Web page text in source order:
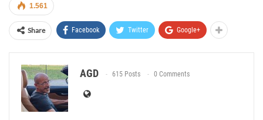
1.561
Share Facebook Twitter Google+
AGD 615 Posts 0 Comments